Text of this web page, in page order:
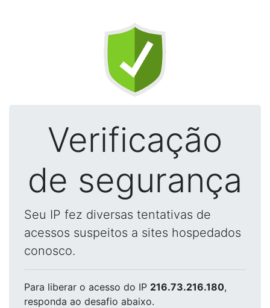
Verificação
de segurança
Seu IP fez diversas tentativas de
acessos suspeitos a sites hospedados
conosco.
Para liberar o acesso do IP 216.73.216.180,
responda ao desafio abaixo.